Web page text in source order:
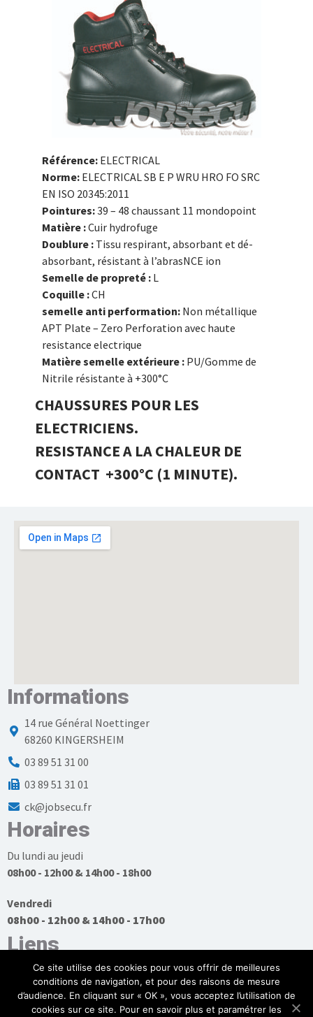
Référence: ELECTRICAL
Norme: ELECTRICAL SB E P WRU HRO FO SRC
EN ISO 20345:2011
Pointures:39 – 48 chaussant 11 mondopoint
Matière :Cuir hydrofuge
Doublure : Tissu respirant, absorbant et dé-
absorbant, résistant à l’abrasNCE ion
Semelle de propreté : L
Coquille :CH
semelle anti performation: Non métallique
APT Plate – Zero Perforation avec haute
resistance electrique
Matière semelle extérieure : PU/Gomme de
Nitrile résistante à +300°C
CHAUSSURES POUR LES
ELECTRICIENS.
RESISTANCE A LA CHALEUR DE
CONTACT +300°C (1 MINUTE).
Informations
14 rue Général Noettinger
68260 KINGERSHEIM
03 89 51 31 00
03 89 51 31 01
ck@jobsecu.fr
Horaires
Du lundi au jeudi
08h00 - 12h00 & 14h00 - 18h00
Vendredi
08h00 - 12h00 & 14h00 - 17h00
Liens
Ce site utilise des cookies pour vous offrir de meilleures
conditions de navigation, et pour des raisons de mesure
d’audience. En cliquant sur « OK », vous acceptez l’utilisation de
cookies sur ce site. Pour en savoir plus et paramétrer les